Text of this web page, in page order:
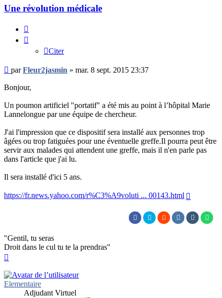
Une révolution médicale
Citer
Message
non
lu
parFleur2jasmin » mar. 8 sept. 2015 23:37
Bonjour,
Un poumon artificiel "portatif" a été mis au point à l’hôpital Marie
Lannelongue par une équipe de chercheur.
J'ai l'impression que ce dispositif sera installé aux personnes trop
âgées ou trop fatiguées pour une éventuelle greffe.Il pourra peut être
servir aux malades qui attendent une greffe, mais il n'en parle pas
dans l'article que j'ai lu.
Il sera installé d'ici 5 ans.
https://fr.news.yahoo.com/r%C3%A9voluti ... 00143.html
"Gentil, tu seras
Droit dans le cul tu te la prendras"
Elementaire
Adjudant Virtuel